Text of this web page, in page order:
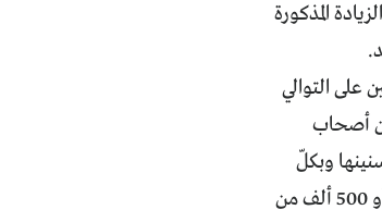
المذكورة
على التوالي
أصحاب
قضاها بكل سنينها وبكلّ
فصولها الحارة والباردة والممطرة والعاصفة ليتقاضى راتباً لا يسدّ رمقه، ومنهم من يتقاضى 400 أو 500 ألف من